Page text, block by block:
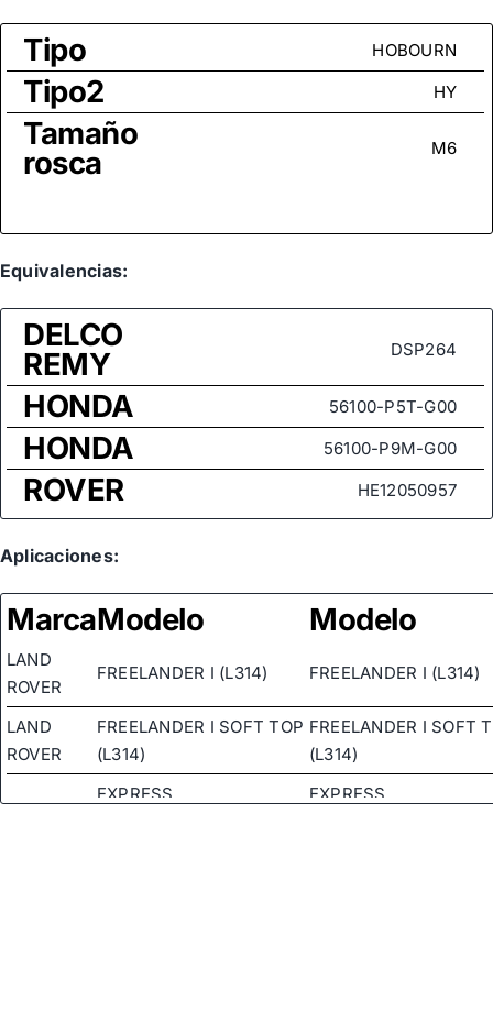
Tipo HOBOURN
Tipo2 HY
Tamaño
rosca M6
Equivalencias:
DELCO
REMY DSP264
HONDA 56100-P5T-G00
HONDA 56100-P9M-G00
ROVER HE12050957
Aplicaciones:
MarcaModelo Modelo
LAND
ROVER
FREELANDER I (L314) FREELANDER I (L314)
LAND
ROVER
FREELANDER I SOFT TOP
(L314)
FREELANDER I SOFT
(L314)
MG
EXPRESS
EXPRESS